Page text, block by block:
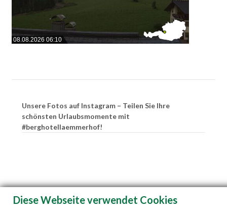
08.08.2026 06:10
Unsere Fotos auf Instagram – Teilen Sie Ihre
schönsten Urlaubsmomente mit
#berghotellaemmerhof!
Diese Webseite verwendet Cookies